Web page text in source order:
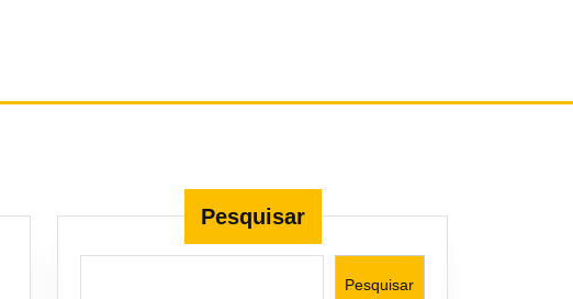
Pesquisar
Pesquisar